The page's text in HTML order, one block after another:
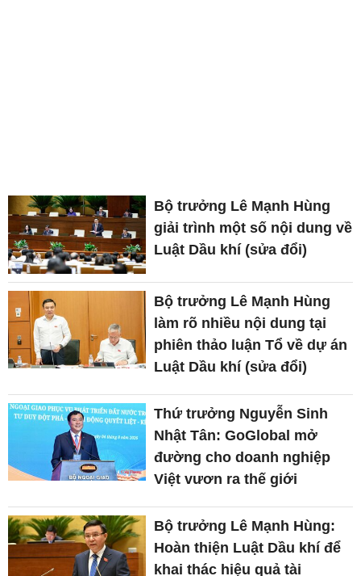
Bộ trưởng Lê Mạnh Hùng
giải trình một số nội dung về
Luật Dầu khí (sửa đổi)
Bộ trưởng Lê Mạnh Hùng
làm rõ nhiều nội dung tại
phiên thảo luận Tổ về dự án
Luật Dầu khí (sửa đổi)
Thứ trưởng Nguyễn Sinh
Nhật Tân: GoGlobal mở
đường cho doanh nghiệp
Việt vươn ra thế giới
Bộ trưởng Lê Mạnh Hùng:
Hoàn thiện Luật Dầu khí để
khai thác hiệu quả tài